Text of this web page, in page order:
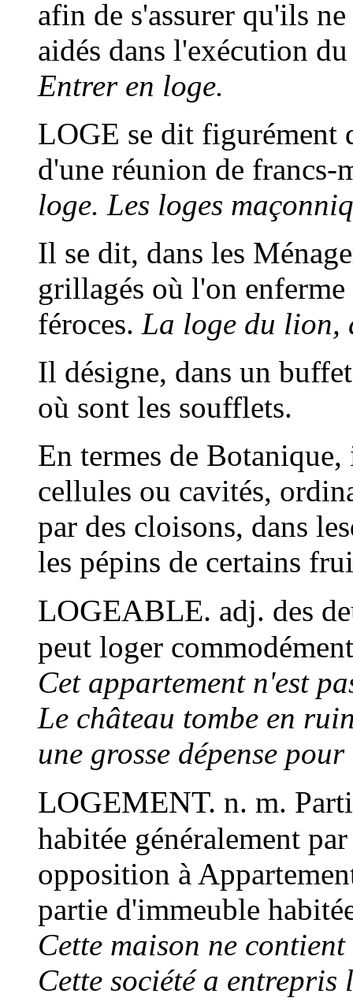
afin de s'assurer qu'ils
aidés dans l'exécution
Entrer en loge.
LOGE se dit figurément
d'une réunion de francs-
loge. Les loges
Il se dit, dans les
grillagés où l'on enferme
féroces. La loge du lion,
Il désigne, dans un
où sont les soufflets.
En termes de
cellules ou cavités,
par des cloisons, dans
les pépins de certains
LOGEABLE. adj. des
peut loger
Cet appartement n'est
Le château tombe en
une grosse dépense
LOGEMENT. n. m.
habitée généralement
opposition à
partie d'immeuble
Cette maison ne
Cette société a